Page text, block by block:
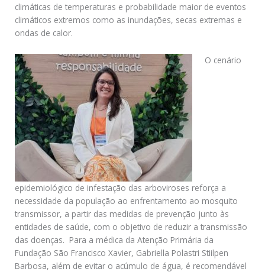
climáticas de temperaturas e probabilidade maior de eventos
climáticos extremos como as inundações, secas extremas e
ondas de calor.
O cenário
epidemiológico de infestação das arboviroses reforça a
necessidade da população ao enfrentamento ao mosquito
transmissor, a partir das medidas de prevenção junto às
entidades de saúde, com o objetivo de reduzir a transmissão
das doenças. Para a médica da Atenção Primária da
Fundação São Francisco Xavier, Gabriella Polastri Stiilpen
Barbosa, além de evitar o acúmulo de água, é recomendável